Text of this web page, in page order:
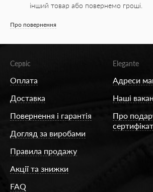
інший товар або повернемо гроші.
Про повернення
Сервіс
Оплата
Доставка
Повернення і гарантія
Догляд за виробами
Правила продажу
Акції та знижки
FAQ
Elegante
Адреси
Наші
Про
сертифікат